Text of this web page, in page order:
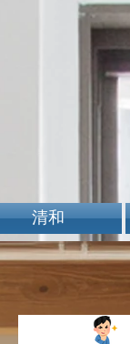
清和